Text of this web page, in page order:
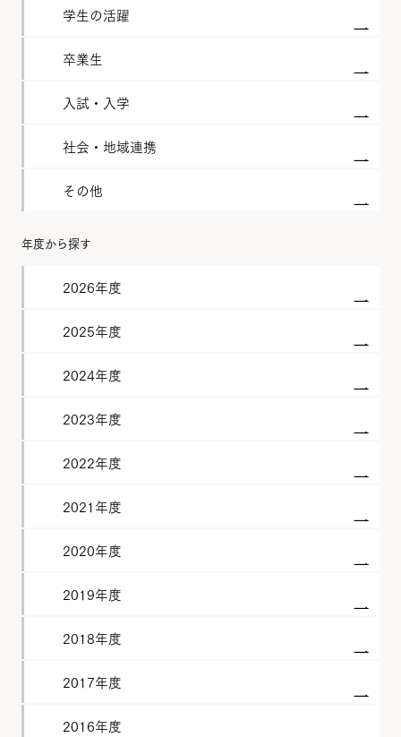
学生の活躍
卒業生
入試・入学
社会・地域連携
その他
年度から探す
2026年度
2025年度
2024年度
2023年度
2022年度
2021年度
2020年度
2019年度
2018年度
2017年度
2016年度